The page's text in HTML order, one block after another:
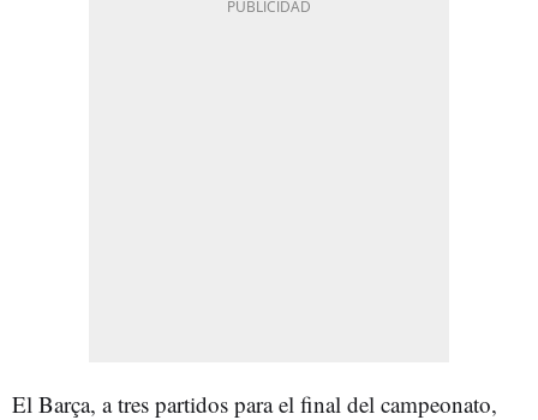
El Barça, a tres partidos para el final del campeonato,